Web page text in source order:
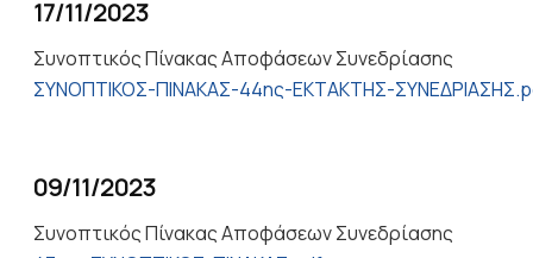
17/11/2023
Συνοπτικός Πίνακας Αποφάσεων Συνεδρίασης
ΣΥΝΟΠΤΙΚΟΣ-ΠΙΝΑΚΑΣ-44ης-ΕΚΤΑΚΤΗΣ-
09/11/2023
Συνοπτικός Πίνακας Αποφάσεων Συνεδρίασης